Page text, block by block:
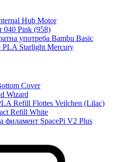
Hub Motor
040 Pink (958)
употреба Bambu Basic
PLA Starlight Mercury
Cover
Wizard
Refill Flottes Veilchen (Lilac)
Refill White
филамент SpacePi V2 Plus